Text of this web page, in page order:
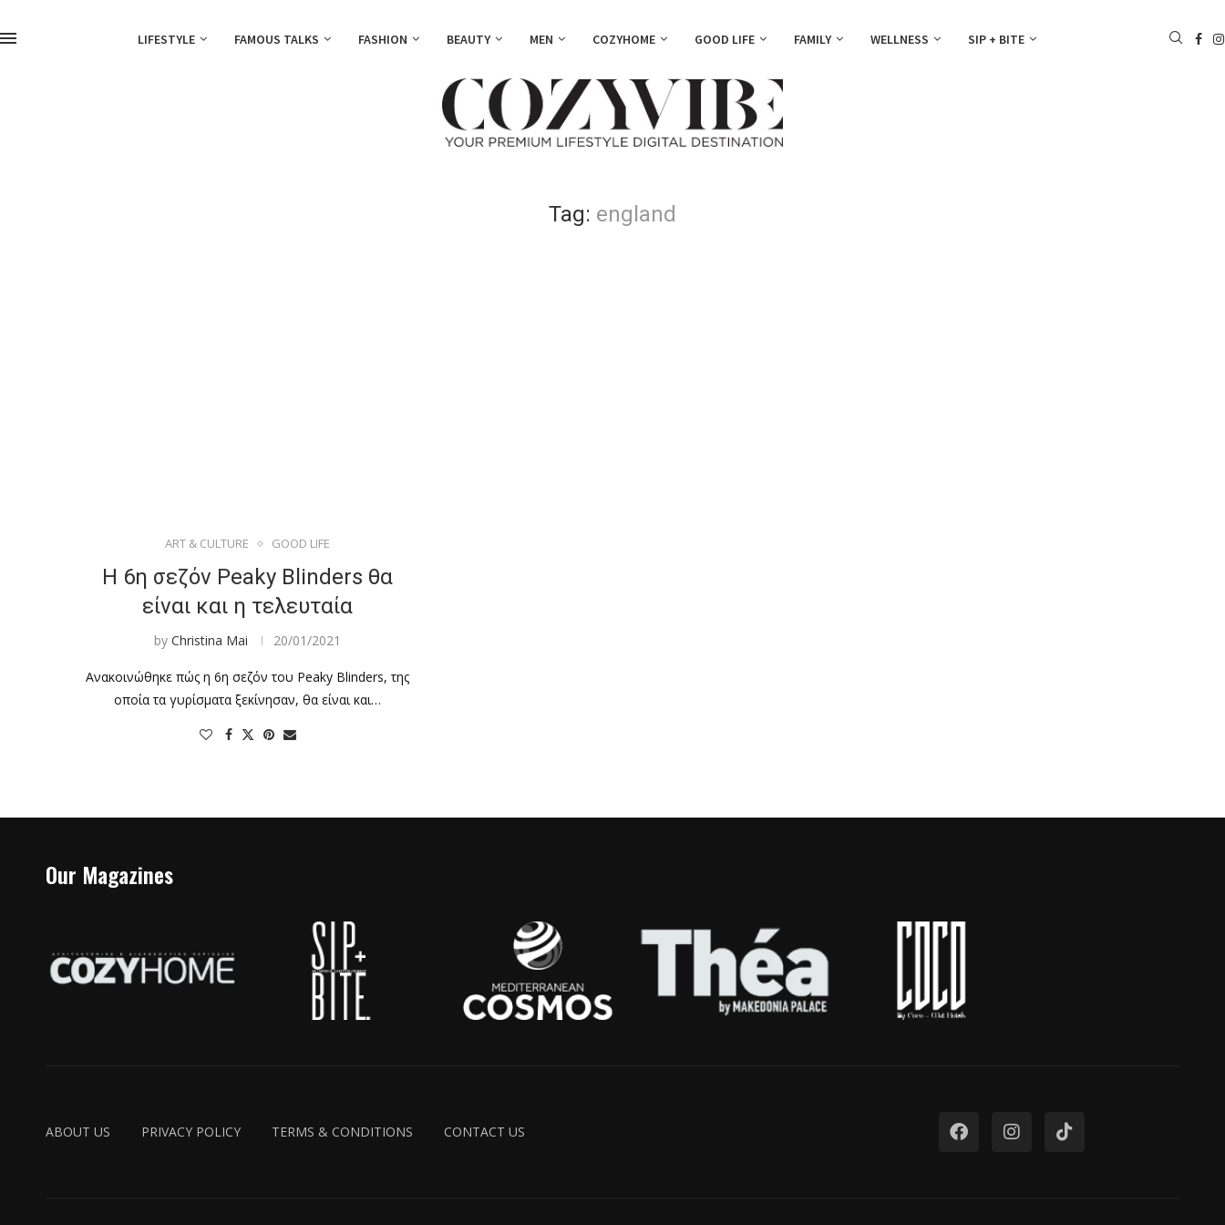
LIFESTYLE FAMOUS TALKS FASHION BEAUTY MEN COZYHOME GOOD LIFE FAMILY WELLNESS SIP + BITE
Tag: england
ART & CULTURE GOOD LIFE
Η 6η σεζόν Peaky Blinders θα
είναι και η τελευταία
byChristina Mai 20/01/2021
Ανακοινώθηκε πώς η 6η σεζόν του Peaky Blinders, της
οποία τα γυρίσματα ξεκίνησαν, θα είναι και…
Our Magazines
ABOUT US PRIVACY POLICY TERMS & CONDITIONS CONTACT US